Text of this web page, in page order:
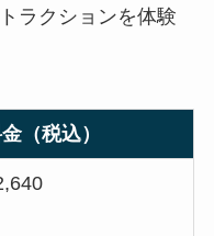
ラクションを体験
（税込）